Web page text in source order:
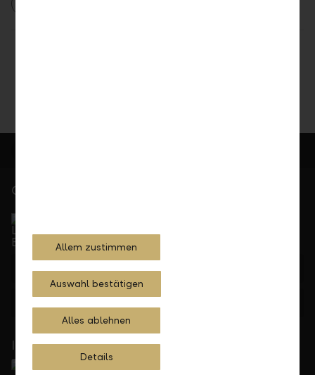
Gerne für Sie da
bis 17.30 Uhr
+423 236 88 11
In Ihrer Nähe
Allem zustimmen
Auswahl bestätigen
Alles ablehnen
Details